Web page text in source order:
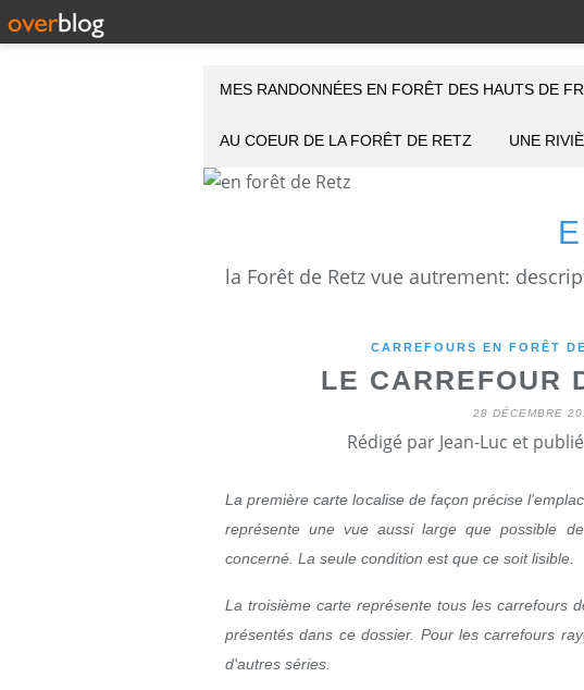
MES RANDONNÉES EN FORÊT DES HAUTS DE
AU COEUR DE LA FORÊT DE RETZ UNE
CARREFOURS EN FORÊT
LE CARREFOUR
28 DÉCEMBRE
Rédigé par Jean-Luc et
La première carte localise de façon précise
représente une vue aussi large que possible
concerné. La seule condition est que ce soit lisible.
La troisième carte représente tous les carrefours
présentés dans ce dossier. Pour les carrefours
d'autres séries.